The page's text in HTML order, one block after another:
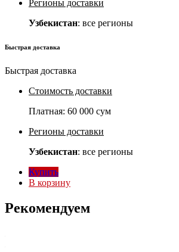
Регионы доставки
Узбекистан: все регионы
Быстрая доставка
Быстрая доставка
Стоимость доставки
Платная: 60 000 сум
Регионы доставки
Узбекистан: все регионы
Купить
В корзину
Рекомендуем